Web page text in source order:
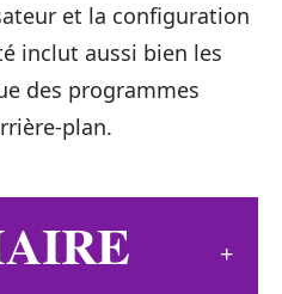
et la configuration
inclut aussi bien les
des programmes
plan.